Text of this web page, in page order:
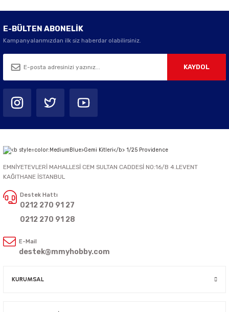
E-BÜLTEN ABONELİK
Kampanyalarımızdan ilk siz haberdar olabilirsiniz.
KAYDOL
EMNİYETEVLERİ MAHALLESİ CEM SULTAN CADDESİ NO:16/B 4.LEVENT
KAĞITHANE İSTANBUL
Destek Hattı
0212 270 91 27
0212 270 91 28
E-Mail
destek@mmyhobby.com
KURUMSAL